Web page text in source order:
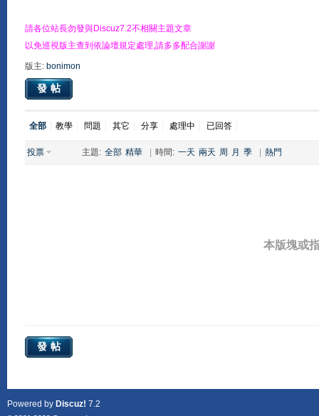
請各位站長勿發與Discuz7.2不相關主題文章
以免巡視版主查到依論壇規定處理,請多多配合謝謝
版主: bonimon
發帖
全部 教學 問題 其它 分享 處理中 已回答
投票 主題: 全部 精華 時間: 一天 兩天 周 月 季 熱門
本版塊或
發帖
Powered by Discuz! 7.2